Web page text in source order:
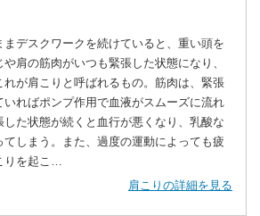
デスクワークを続けていると、重い頭を
肩の筋肉がいつも緊張した状態になり、
れが肩こりと呼ばれるもの。筋肉は、緊張
いればポンプ作用で血液がスムーズに流れ
した状態が続くと血行が悪くなり、乳酸な
てしまう。また、過度の運動によっても疲
りを起こ…
肩こりの詳細を見る